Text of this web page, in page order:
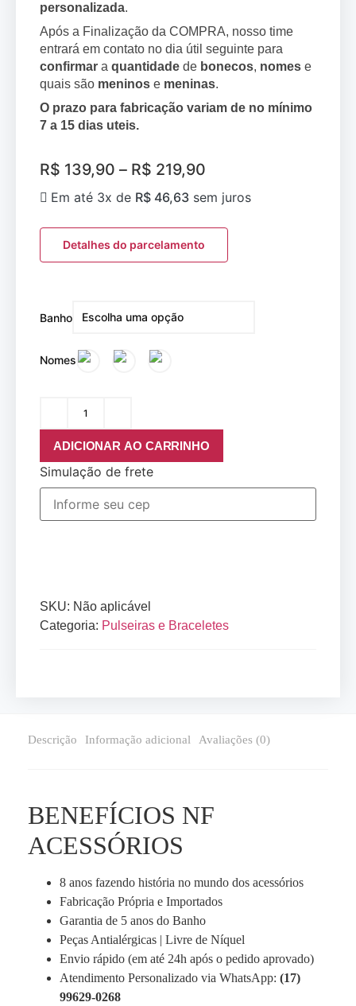
personalizada.
Após a Finalização da COMPRA, nosso time
entrará em contato no dia útil seguinte para
confirmar a quantidade de bonecos, nomes e
quais são meninos e meninas.
O prazo para fabricação variam de no mínimo
7 a 15 dias uteis.
R$ 139,90 – R$ 219,90
Em até 3x de R$ 46,63 sem juros
Detalhes do parcelamento
Banho
Nomes
ADICIONAR AO CARRINHO
Simulação de frete
SKU: Não aplicável
Categoria: Pulseiras e Braceletes
Descrição Informação adicional Avaliações (0)
BENEFÍCIOS NF
ACESSÓRIOS
8 anos fazendo história no mundo dos acessórios
Fabricação Própria e Importados
Garantia de 5 anos do Banho
Peças Antialérgicas | Livre de Níquel
Envio rápido (em até 24h após o pedido aprovado)
Atendimento Personalizado via WhatsApp: (17)
99629-0268